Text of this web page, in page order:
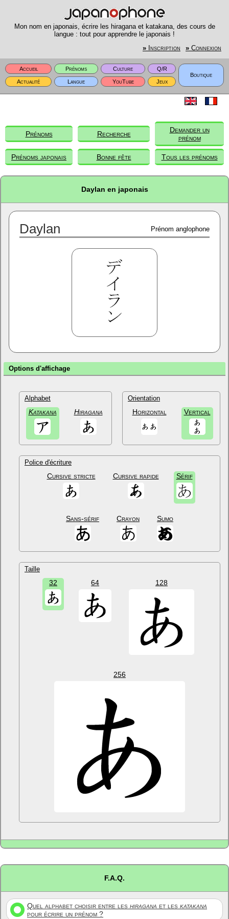
Mon nom en japonais, écrire les hiragana et katakana, des cours de
langue : tout pour apprendre le japonais !
» Inscription » Connexion
Accueil Prénoms Culture
Q/R
Boutique
Actualité
Langue YouTube Jeux
Prénoms Recherche
Demander un
prénom
Prénoms japonais Bonne fête Tous les prénoms
Daylan en japonais
Daylan Prénom anglophone
Options d'affichage
Alphabet
Katakana Hiragana
Orientation
Horizontal Vertical
Police d'écriture
Cursive stricte Cursive rapide Sérif
Sans-sérif Crayon Sumo
Taille
32 64 128
256
F.A.Q.
Quel alphabet choisir entre les hiragana et les katakana
pour écrire un prénom ?